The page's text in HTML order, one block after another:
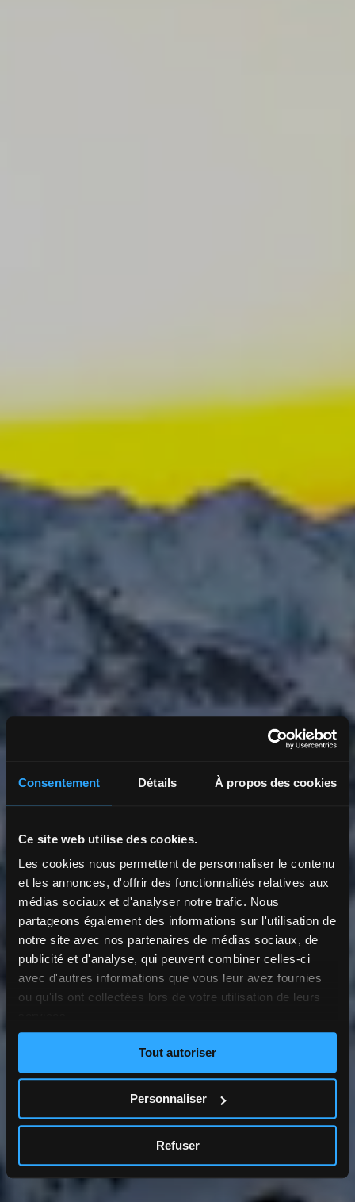
Consentement Détails À propos des cookies
Ce site web utilise des cookies.
Les cookies nous permettent de personnaliser le contenu
et les annonces, d'offrir des fonctionnalités relatives aux
médias sociaux et d'analyser notre trafic. Nous
partageons également des informations sur l'utilisation de
notre site avec nos partenaires de médias sociaux, de
publicité et d'analyse, qui peuvent combiner celles-ci
avec d'autres informations que vous leur avez fournies
ou qu'ils ont collectées lors de votre utilisation de leurs
Tout autoriser
Personnaliser
Refuser